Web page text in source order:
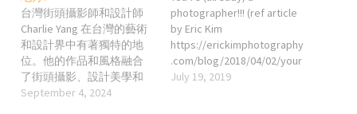
台灣街頭攝影師和設計師
Charlie Yang 在台灣的藝術
和設計界中有著獨特的地
位。他的作品和風格融合
了街頭攝影、設計美學和
社會觀察，讓他在眾多藝
September 4, 2024
photographer!!! (ref article
by Eric Kim
https://erickimphotography
.com/blog/2018/04/02/your
e-already-a-photographer/
July 19, 2019